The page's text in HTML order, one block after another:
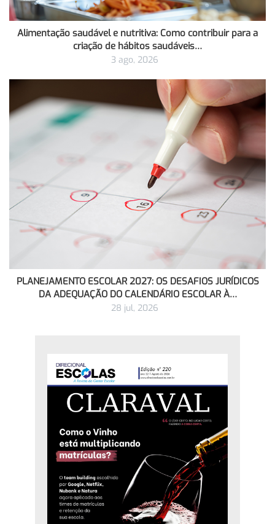
Alimentação saudável e nutritiva: Como contribuir para a
criação de hábitos saudáveis…
3 ago, 2026
PLANEJAMENTO ESCOLAR 2027: OS DESAFIOS JURÍDICOS
DA ADEQUAÇÃO DO CALENDÁRIO ESCOLAR À…
28 jul, 2026